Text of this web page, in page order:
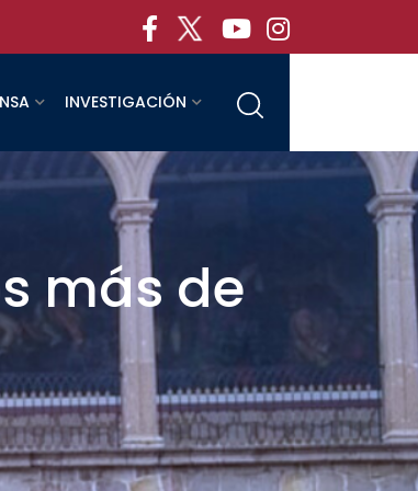
INVESTIGACIÓN
más de